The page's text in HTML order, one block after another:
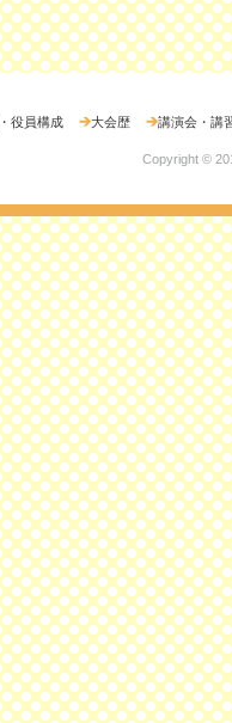
役員構成 大会歴 講演会・講
Copyright ©